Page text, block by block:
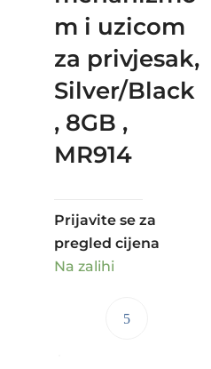
m i uzicom
za privjesak,
Silver/Black
, 8GB ,
MR914
Prijavite se za
pregled cijena
Na zalihi